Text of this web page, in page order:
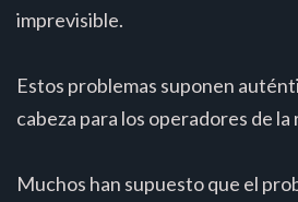
imprevisible.
Estos problemas suponen
cabeza para los operadores de la
Muchos han supuesto que el